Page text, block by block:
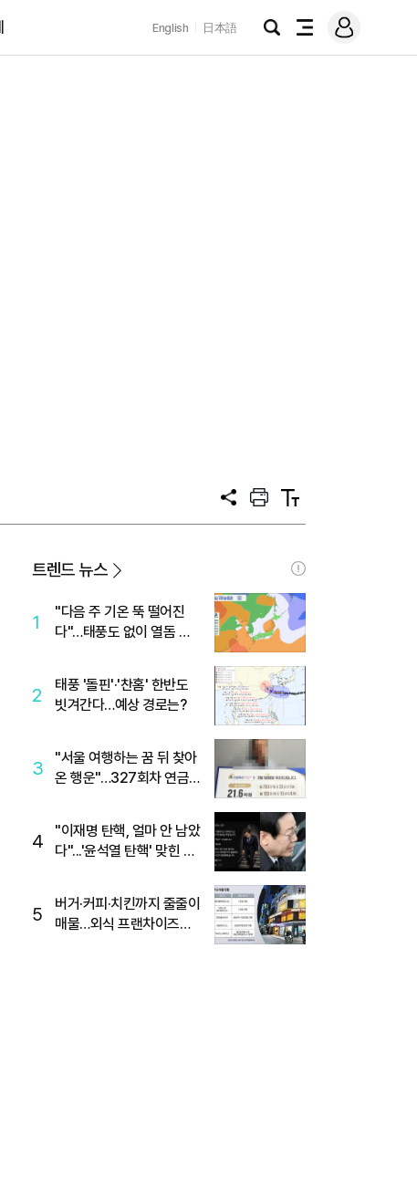
English 日本語
검
전
메
그
공
프
트
텍
트
트렌드 뉴스
1
"다음 주 기온 뚝 떨어진
다"…태풍도 없이 열돔 박
2
태풍 '돌핀'·'찬홈' 한반도
빗겨간다…예상 경로는?
3
"서울 여행하는 꿈 뒤 찾아
온 행운"…327회차 연금
4
"이재명 탄핵, 얼마 안 남았
다"...'윤석열 탄핵' 맞힌 무
5
버거·커피·치킨까지 줄줄이
매물…외식 프랜차이즈